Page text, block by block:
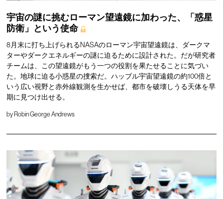
宇宙の謎に挑むローマン望遠鏡に加わった、「惑星
防衛」という使命
8月末に打ち上げられるNASAのローマン宇宙望遠鏡は、ダークマ
ターやダークエネルギーの謎に迫るために設計された。だが研究者
チームは、この望遠鏡がもう一つの役割を果たせることに気づい
た。地球に迫る小惑星の捜索だ。ハッブル宇宙望遠鏡の約100倍と
いう広い視野と赤外線観測を生かせば、都市を破壊しうる天体を早
期に見つけ出せる。
by Robin George Andrews